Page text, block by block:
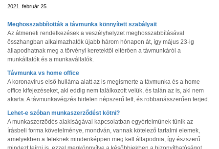
2021. február 25.
Meghosszabbították a távmunka könnyített szabályait
Az átmeneti rendelkezések a veszélyhelyzet meghosszabbításával
összhangban alkalmazhatók újabb három hónapon át, így május 23-ig
állapodhatnak meg a törvényi keretektől eltérően a távmunkáról a
munkáltatók és a munkavállalók.
Távmunka vs home office
A koronavírus első hulláma alatt az is megismerte a távmunka és a home
office kifejezéseket, aki eddig nem találkozott velük, és talán az is, aki nem
akarta. A távmunkavégzés hirtelen népszerű lett, és robbanásszerűen terjed.
Lehet-e szóban munkaszerződést kötni?
A munkaszerződés alakiságával kapcsolatban egyértelműnek tűnik az
írásbeli forma követelménye, mondván, vannak kötelező tartalmi elemek,
amelyekben a feleknek mindenképpen meg kell állapodnia, így észszerű